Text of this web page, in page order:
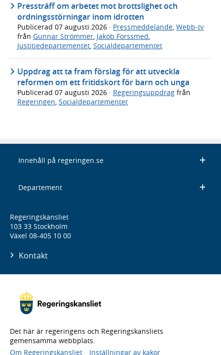
Pressträff om arbetet mot brottslighet och
ordningsstörningar inom idrotten
Publicerad 07 augusti 2026 · Pressmeddelande, Webb-tv
från Gunnar Strömmer, Jakob Forssmed,
Justitiedepartementet, Socialdepartementet
Uppdrag att ta fram förslag för att utveckla
reformen om ett fritidskort för barn och unga
Publicerad 07 augusti 2026 · Regeringsuppdrag från
Regeringen, Socialdepartementet
Innehåll på regeringen.se
Departement
Regeringskansliet
103 33 Stockholm
Växel 08-405 10 00
Kontakt
Det här är regeringens och Regeringskansliets
gemensamma webbplats.
Om Regeringskansliet
Inställningar av kakor